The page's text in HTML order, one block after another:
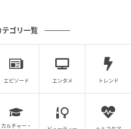
は少なくありません。
用施設やサービスの多い物件
りやすくなります。
テゴリ一覧
エピソード エンタメ トレンド
カルチャー・